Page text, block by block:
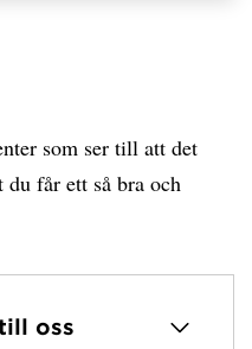
som ser till att det
du får ett så bra och
oss